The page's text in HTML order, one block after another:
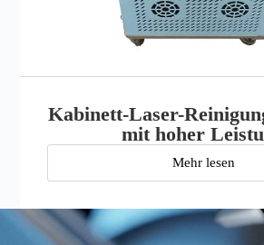
Kabinett-Laser-
mit hoher
Mehr lesen